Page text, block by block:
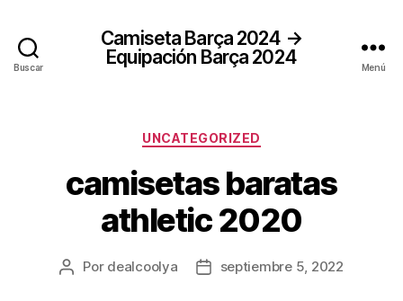
Buscar
Camiseta Barça 2024 →
Equipación Barça 2024
Menú
Categorías
UNCATEGORIZED
camisetas baratas
athletic 2020
Autor
Por dealcoolya
Fechaseptiembre 5, 2022